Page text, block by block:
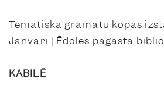
Tematiskā grāmatu kopas
Janvārī | Ēdoles pagasta
KABILĒ